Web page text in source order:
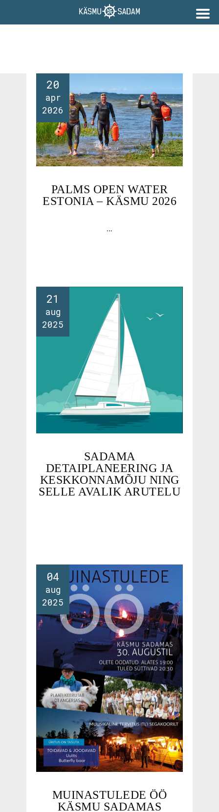
20
apr
2026
PALMS OPEN WATER
ESTONIA – KÄSMU 2026
...
21
aug
2025
SADAMA
DETAIPLANEERING JA
KESKKONNAMÕJU NING
SELLE AVALIK ARUTELU
04
aug
2025
MUINASTULEDE ÖÖ
KÄSMU SADAMAS